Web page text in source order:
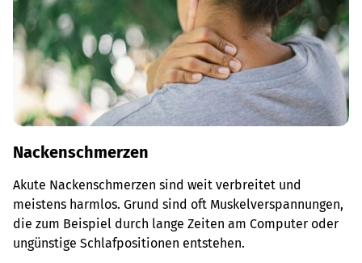
Nackenschmerzen
Akute Nackenschmerzen sind weit verbreitet und
meistens harmlos. Grund sind oft Muskelverspannungen,
die zum Beispiel durch lange Zeiten am Computer oder
ungünstige Schlafpositionen entstehen.